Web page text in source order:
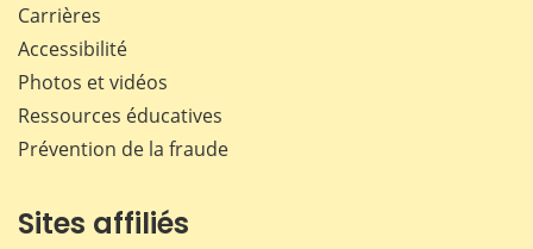
Carrières
Accessibilité
Photos et vidéos
Ressources éducatives
Prévention de la fraude
Sites affiliés